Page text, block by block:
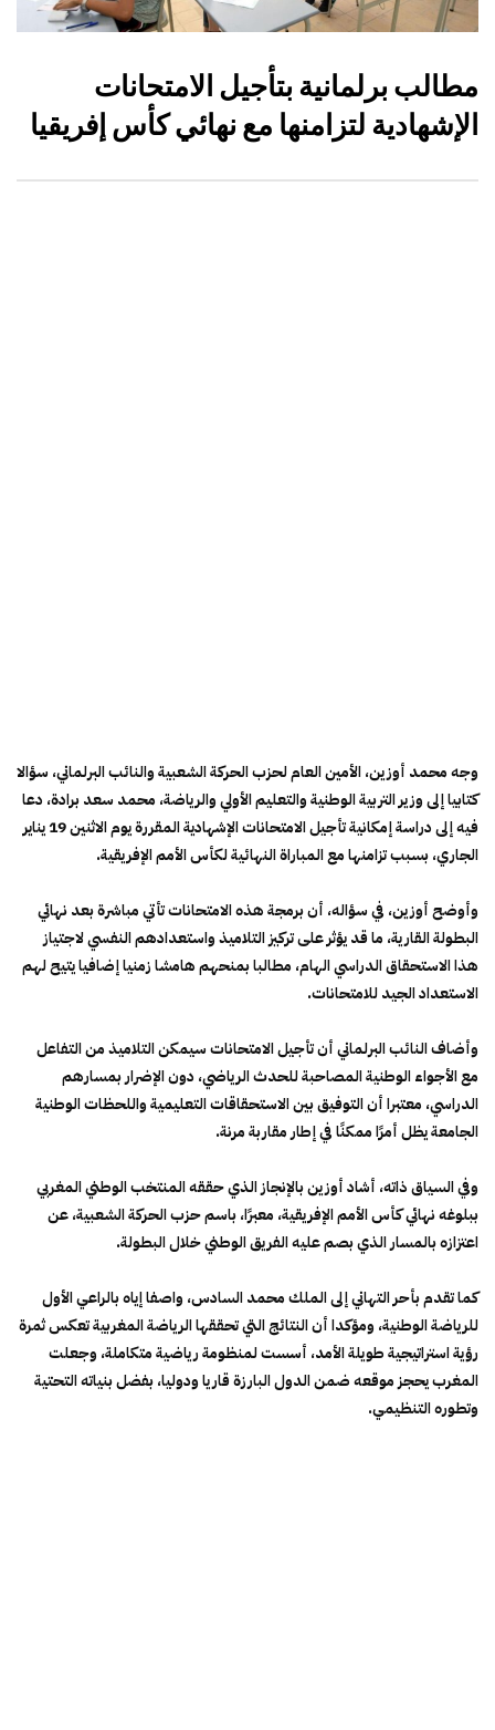
مطالب برلمانية بتأجيل الامتحانات
الإشهادية لتزامنها مع نهائي كأس إفريقيا
وجه محمد أوزين، الأمين العام لحزب الحركة الشعبية والنائب البرلماني، سؤالا
كتابيا إلى وزير التربية الوطنية والتعليم الأولي والرياضة، محمد سعد برادة، دعا
فيه إلى دراسة إمكانية تأجيل الامتحانات الإشهادية المقررة يوم الاثنين 19 يناير
الجاري، بسبب تزامنها مع المباراة النهائية لكأس الأمم الإفريقية.
وأوضح أوزين، في سؤاله، أن برمجة هذه الامتحانات تأتي مباشرة بعد نهائي
البطولة القارية، ما قد يؤثر على تركيز التلاميذ واستعدادهم النفسي لاجتياز
هذا الاستحقاق الدراسي الهام، مطالبا بمنحهم هامشا زمنيا إضافيا يتيح لهم
الاستعداد الجيد للامتحانات.
وأضاف النائب البرلماني أن تأجيل الامتحانات سيمكن التلاميذ من التفاعل
مع الأجواء الوطنية المصاحبة للحدث الرياضي، دون الإضرار بمسارهم
الدراسي، معتبرا أن التوفيق بين الاستحقاقات التعليمية واللحظات الوطنية
الجامعة يظل أمرًا ممكنًا في إطار مقاربة مرنة.
وفي السياق ذاته، أشاد أوزين بالإنجاز الذي حققه المنتخب الوطني المغربي
ببلوغه نهائي كأس الأمم الإفريقية، معبرًا، باسم حزب الحركة الشعبية، عن
اعتزازه بالمسار الذي بصم عليه الفريق الوطني خلال البطولة.
كما تقدم بأحر التهاني إلى الملك محمد السادس، واصفا إياه بالراعي الأول
للرياضة الوطنية، ومؤكدا أن النتائج التي تحققها الرياضة المغربية تعكس ثمرة
رؤية استراتيجية طويلة الأمد، أسست لمنظومة رياضية متكاملة، وجعلت
المغرب يحجز موقعه ضمن الدول البارزة قاريا ودوليا، بفضل بنياته التحتية
وتطوره التنظيمي.